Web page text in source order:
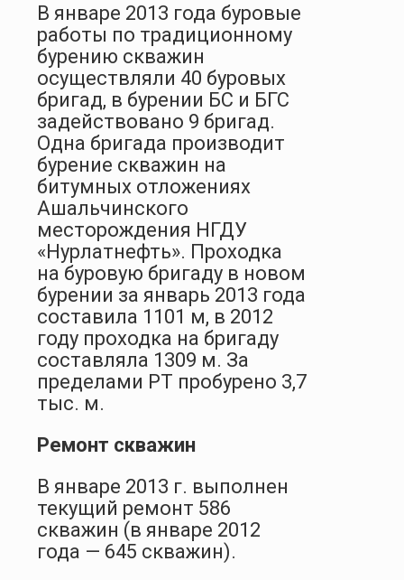
В январе 2013 года буровые
работы по традиционному
бурению скважин
осуществляли 40 буровых
бригад, в бурении БС и БГС
задействовано 9 бригад.
Одна бригада производит
бурение скважин на
битумных отложениях
Ашальчинского
месторождения НГДУ
«Нурлатнефть». Проходка
на буровую бригаду в новом
бурении за январь 2013 года
составила 1101 м, в 2012
году проходка на бригаду
составляла 1309 м. За
пределами РТ пробурено 3,7
тыс. м.
Ремонт скважин
В январе 2013 г. выполнен
текущий ремонт 586
скважин (в январе 2012
года — 645 скважин).